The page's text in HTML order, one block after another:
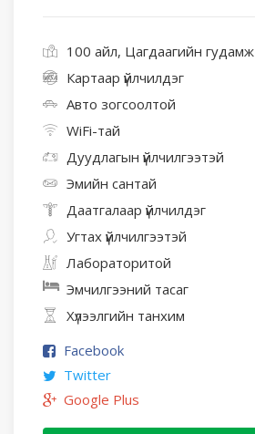
100 айл, Цагдаагийн гудамж
Картаар үйлчилдэг
Авто зогсоолтой
WiFi-тай
Дуудлагын үйлчилгээтэй
Эмийн сантай
Даатгалаар үйлчилдэг
Угтах үйлчилгээтэй
Лабораторитой
Эмчилгээний тасаг
Хүлээлгийн танхим
Facebook
Twitter
Google Plus